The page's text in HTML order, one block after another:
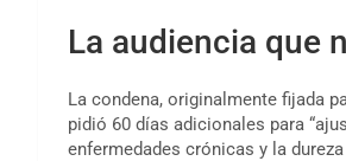
La audiencia que
La condena, originalmente fijada
pidió 60 días adicionales para
enfermedades crónicas y la